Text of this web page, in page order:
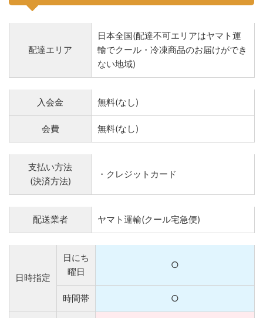
配達エリア
日本全国(配達不可エリアはヤマト運
輸でクール・冷凍商品のお届けができ
ない地域)
入会金 無料(なし)
会費 無料(なし)
支払い方法
(決済方法)
・クレジットカード
配送業者 ヤマト運輸(クール宅急便)
日時指定
日にち
曜日
○
時間帯 ○